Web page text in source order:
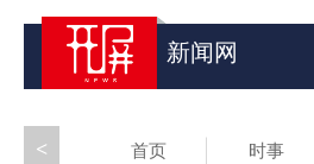
新闻网
首页 时事
<